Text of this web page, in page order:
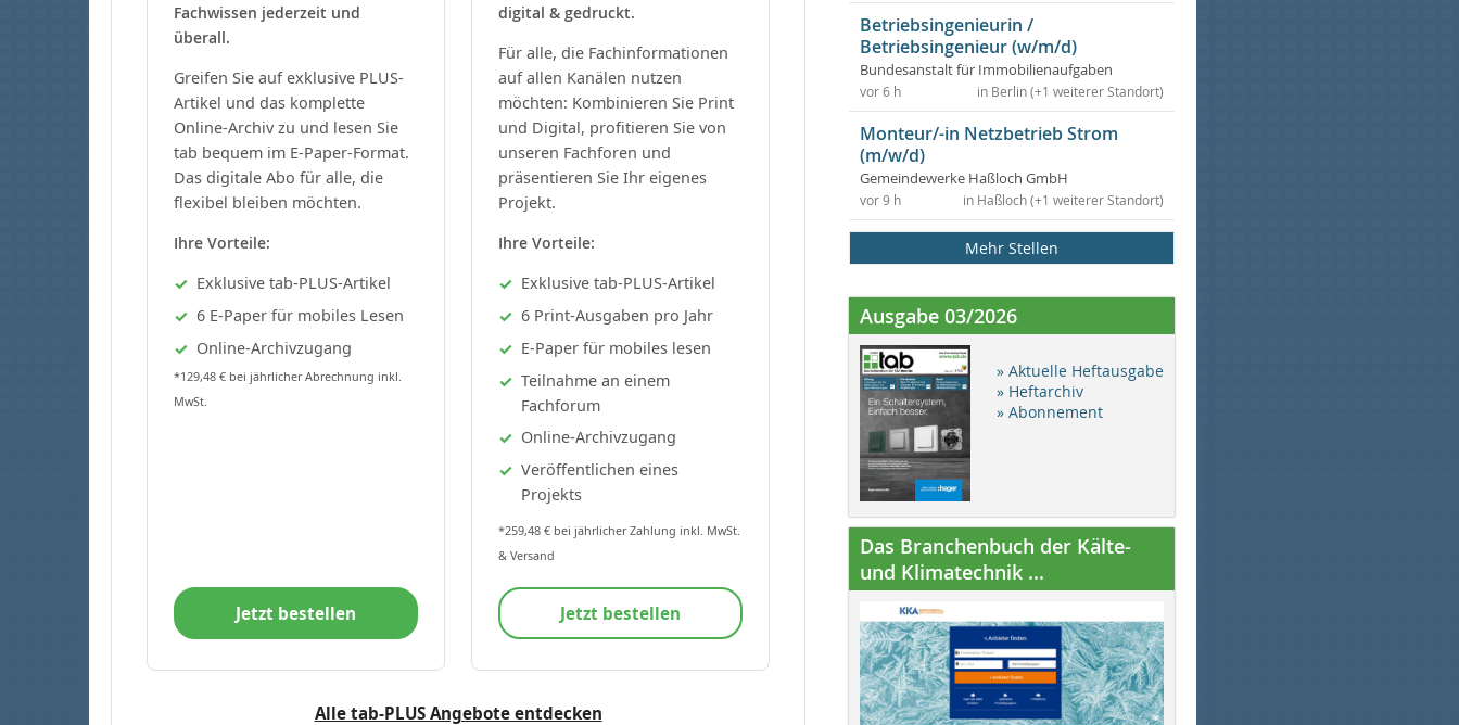
Fachwissen jederzeit und
überall.
Greifen Sie auf exklusive PLUS-
Artikel und das komplette
Online-Archiv zu und lesen Sie
tab bequem im E-Paper-Format.
Das digitale Abo für alle, die
flexibel bleiben möchten.
Ihre Vorteile:
Exklusive tab-PLUS-Artikel
6 E-Paper für mobiles Lesen
Online-Archivzugang
*129,48 € bei jährlicher Abrechnung inkl.
MwSt.
Jetzt bestellen
digital & gedruckt.
Für alle, die Fachinformationen
auf allen Kanälen nutzen
möchten: Kombinieren Sie Print
und Digital, profitieren Sie von
unseren Fachforen und
präsentieren Sie Ihr eigenes
Projekt.
Ihre Vorteile:
Exklusive tab-PLUS-Artikel
6 Print-Ausgaben pro Jahr
E-Paper für mobiles lesen
Teilnahme an einem
Fachforum
Online-Archivzugang
Veröffentlichen eines
Projekts
*259,48 € bei jährlicher Zahlung inkl. MwSt.
& Versand
Jetzt bestellen
Alle tab-PLUS Angebote entdecken
Betriebsingenieurin /
Betriebsingenieur (w/m/d)
Bundesanstalt für Immobilienaufgaben
in Berlin (+1 weiterer Standort)
vor 6 h
Monteur/-in Netzbetrieb Strom
(m/w/d)
Gemeindewerke Haßloch GmbH
in Haßloch (+1 weiterer Standort)
vor 9 h
Mehr Stellen
Ausgabe 03/2026
» Aktuelle Heftausgabe
» Heftarchiv
» Abonnement
Das Branchenbuch der Kälte-
und Klimatechnik ...